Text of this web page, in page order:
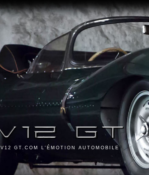
V12 GT.COM L'ÉMOTION AUTOMOBILE